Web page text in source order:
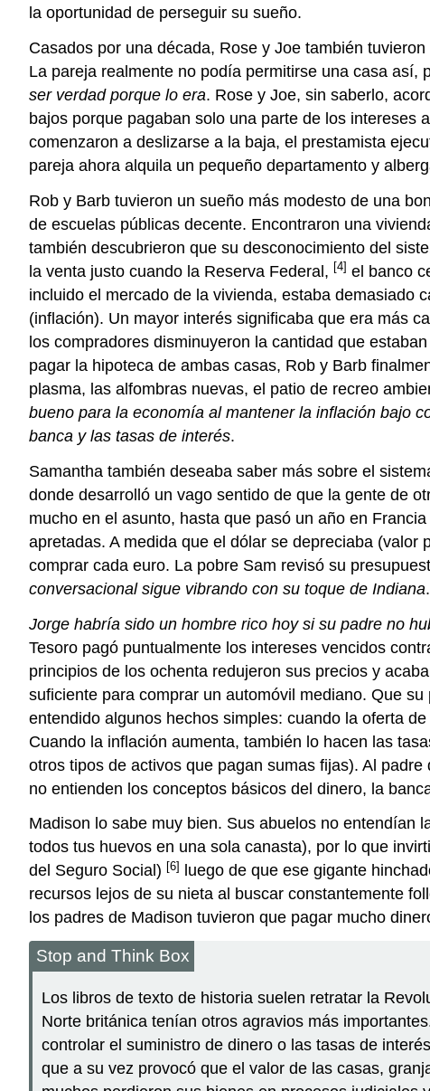
la oportunidad de perseguir su sueño.
Casados por una década, Rose y Joe también
La pareja realmente no podía permitirse una casa
ser verdad porque lo era. Rose y Joe, sin saberlo,
bajos porque pagaban solo una parte de los
comenzaron a deslizarse a la baja, el prestamista
pareja ahora alquila un pequeño departamento y
Rob y Barb tuvieron un sueño más modesto de una
de escuelas públicas decente. Encontraron una
también descubrieron que su desconocimiento del
la venta justo cuando la Reserva Federal, [4] el banco
incluido el mercado de la vivienda, estaba demasiado
(inflación). Un mayor interés significaba que era más
los compradores disminuyeron la cantidad que
pagar la hipoteca de ambas casas, Rob y Barb
plasma, las alfombras nuevas, el patio de recreo
bueno para la economía al mantener la inflación bajo
banca y las tasas de interés.
Samantha también deseaba saber más sobre el
donde desarrolló un vago sentido de que la gente de
mucho en el asunto, hasta que pasó un año en
apretadas. A medida que el dólar se depreciaba
comprar cada euro. La pobre Sam revisó su
conversacional sigue vibrando con su toque de Indiana.
Jorge habría sido un hombre rico hoy si su padre no
Tesoro pagó puntualmente los intereses vencidos
principios de los ochenta redujeron sus precios y
suficiente para comprar un automóvil mediano. Que
entendido algunos hechos simples: cuando la oferta
Cuando la inflación aumenta, también lo hacen las
otros tipos de activos que pagan sumas fijas). Al
no entienden los conceptos básicos del dinero, la
Madison lo sabe muy bien. Sus abuelos no entendían
todos tus huevos en una sola canasta), por lo que
del Seguro Social) [6]
luego de que ese gigante
recursos lejos de su nieta al buscar constantemente
los padres de Madison tuvieron que pagar mucho
Stop and Think Box
Los libros de texto de historia suelen retratar la
Norte británica tenían otros agravios más
controlar el suministro de dinero o las tasas de
que a su vez provocó que el valor de las casas,